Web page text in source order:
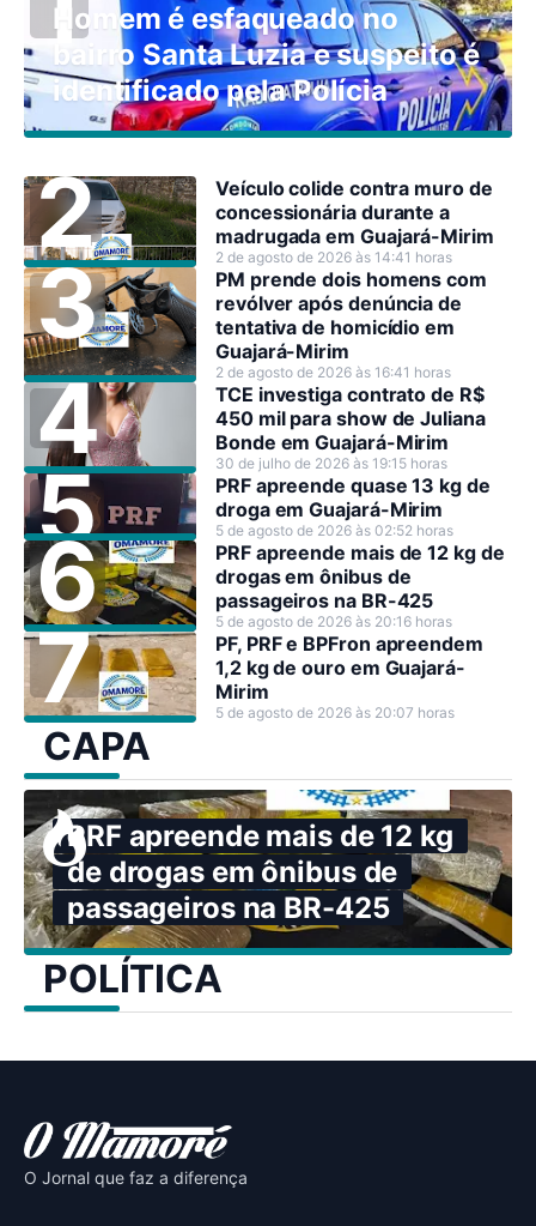
Homem é esfaqueado no
bairro Santa Luzia e suspeito é
identificado pela Polícia
Veículo colide contra muro de
concessionária durante a
madrugada em Guajará-Mirim
2 de agosto de 2026 às 14:41 horas
PM prende dois homens com
revólver após denúncia de
tentativa de homicídio em
Guajará-Mirim
2 de agosto de 2026 às 16:41 horas
TCE investiga contrato de R$
450 mil para show de Juliana
Bonde em Guajará-Mirim
30 de julho de 2026 às 19:15 horas
PRF apreende quase 13 kg de
droga em Guajará-Mirim
5 de agosto de 2026 às 02:52 horas
PRF apreende mais de 12 kg de
drogas em ônibus de
passageiros na BR-425
5 de agosto de 2026 às 20:16 horas
PF, PRF e BPFron apreendem
1,2 kg de ouro em Guajará-
Mirim
5 de agosto de 2026 às 20:07 horas
CAPA
PRF apreende mais de 12 kg
de drogas em ônibus de
passageiros na BR-425
POLÍTICA
O Jornal que faz a diferença